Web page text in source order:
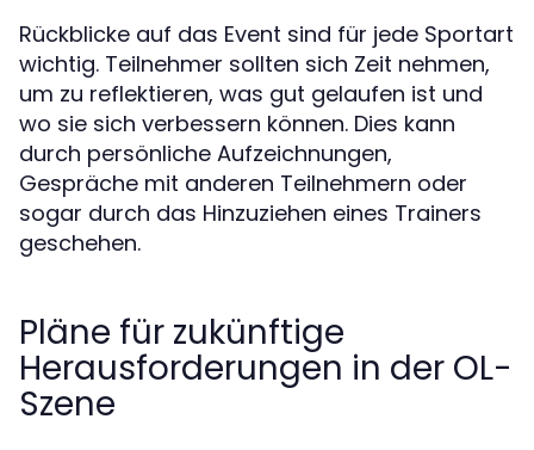
Rückblicke auf das Event sind für jede Sportart
wichtig. Teilnehmer sollten sich Zeit nehmen,
um zu reflektieren, was gut gelaufen ist und
wo sie sich verbessern können. Dies kann
durch persönliche Aufzeichnungen,
Gespräche mit anderen Teilnehmern oder
sogar durch das Hinzuziehen eines Trainers
geschehen.
Pläne für zukünftige
Herausforderungen in der OL-
Szene